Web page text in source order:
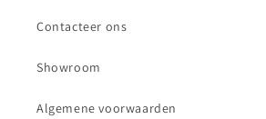
Contacteer ons
Showroom
Algemene voorwaarden